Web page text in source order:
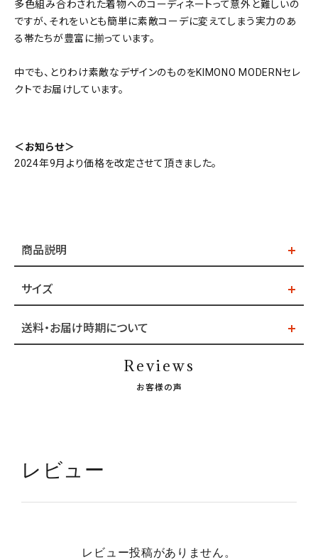
多色組み合わされた着物へのコーディネートって意外と難しいの
ですが、それをいとも簡単に素敵コーデに変えてしまう実力のあ
る帯たちが豊富に揃っています。
中でも、とりわけ素敵なデザインのものをKIMONO MODERNセレ
クトでお届けしています。
＜お知らせ＞
2024年9月より価格を改定させて頂きました。
商品説明
サイズ
送料・お届け時期について
Reviews
お客様の声
レビュー
レビュー投稿がありません。